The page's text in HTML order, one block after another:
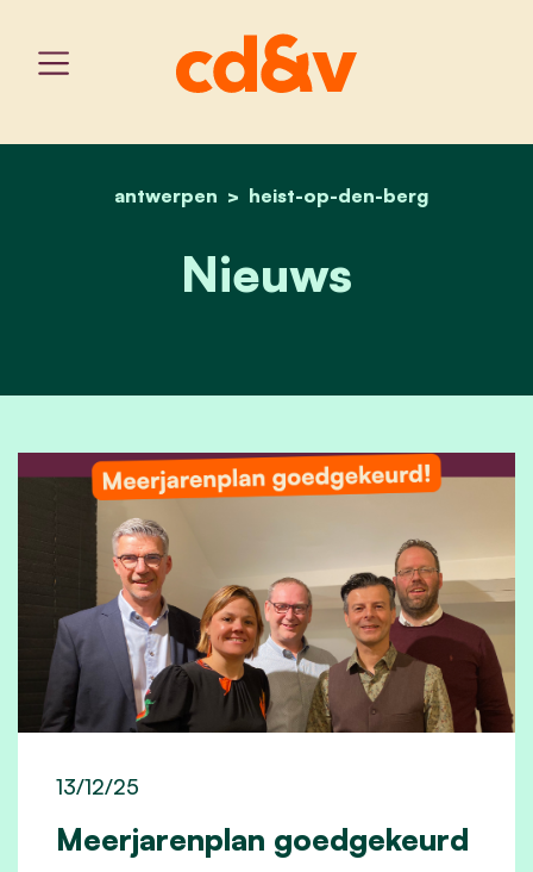
home
antwerpen heist-op-den-berg
nieuws
Nieuws
Meerjarenplan goedgekeurd
13/12/25